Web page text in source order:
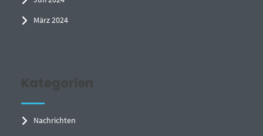
März 2024
Kategorien
Nachrichten